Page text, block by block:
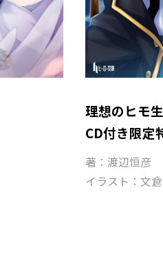
理想のヒモ
CD付き限定
著：渡辺恒彦
イラスト：文